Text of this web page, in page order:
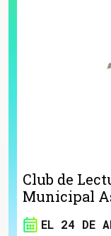
Club de
Municipal
EL 24 DE